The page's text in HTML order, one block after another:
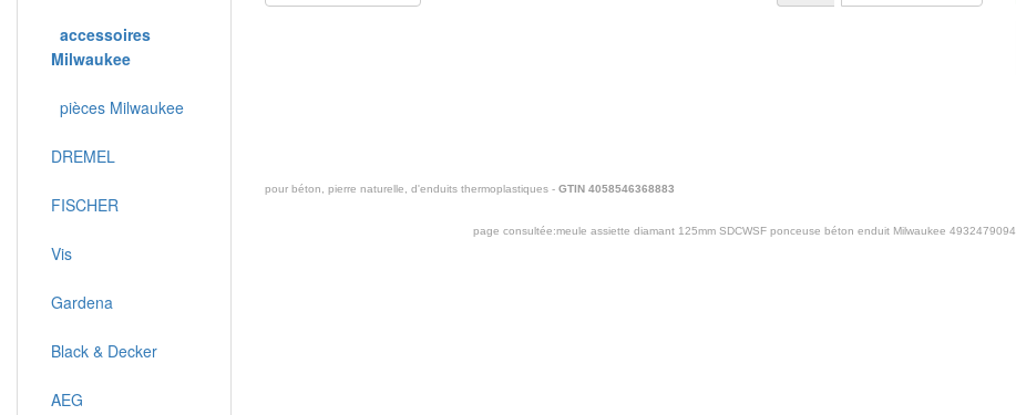
pour béton, pierre naturelle, d'enduits thermoplastiques - GTIN 4058546368883
page consultée:meule assiette diamant 125mm SDCWSF ponceuse béton enduit Milwaukee 4932479094
accessoires
Milwaukee
pièces Milwaukee
DREMEL
FISCHER
Vis
Gardena
Black & Decker
AEG